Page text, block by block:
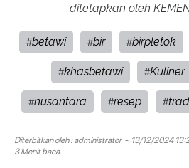
ditetapkan oleh
#betawi #bir #birpletok
#khasbetawi #Kuliner
#nusantara #resep #
Diterbitkan oleh : administrator- 13/12/2024
3 Menit baca.